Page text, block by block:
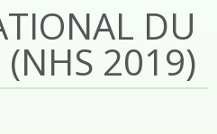
DU
(NHS 2019)